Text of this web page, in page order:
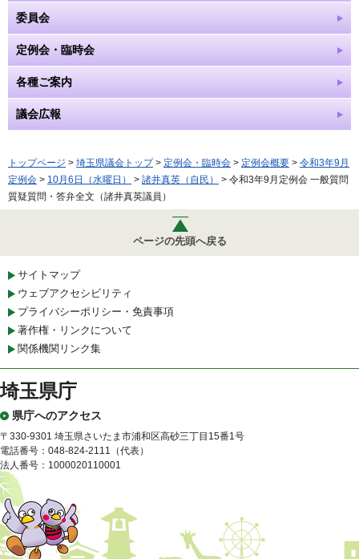
委員会
定例会・臨時会
各種ご案内
議会広報
トップページ > 埼玉県議会トップ> 定例会・臨時会 > 定例会概要 > 令和3年9月
定例会 > 10月6日（水曜日） > 諸井真英（自民）
> 令和3年9月定例会 一般質問
質疑質問・答弁全文（諸井真英議員）
ページの先頭へ戻る
サイトマップ
ウェブアクセシビリティ
プライバシーポリシー・免責事項
著作権・リンクについて
関係機関リンク集
埼玉県庁
県庁へのアクセス
〒330-9301 埼玉県さいたま市浦和区高砂三丁目15番1号
電話番号：048-824-2111（代表）
法人番号：1000020110001